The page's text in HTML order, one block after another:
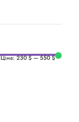
Ціна:230 $—550 $